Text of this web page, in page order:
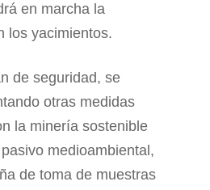
en marcha la
los yacimientos.
de seguridad, se
otras medidas
la minería sostenible
medioambiental,
de toma de muestras